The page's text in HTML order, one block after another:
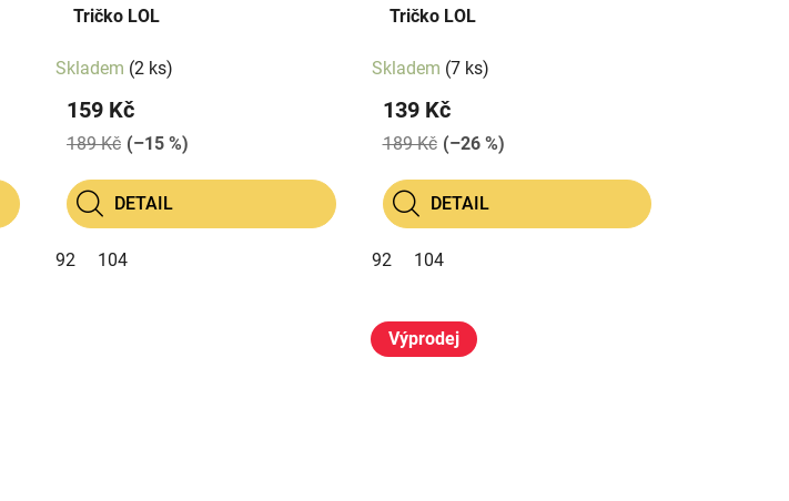
Tričko LOL
Skladem (2 ks)
159 Kč
189 Kč (–15 %)
DETAIL
92 104
Tričko LOL
Skladem (7 ks)
139 Kč
189 Kč (–26 %)
DETAIL
92 104
Výprodej